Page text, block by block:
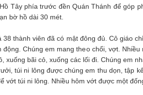
Tây phía trước đền Quán Thánh để góp
bờ hồ dài 30 mét.
38 thành viên đã có mật đông đủ. Cô giáo
động. Chúng em mang theo chổi, vợt.
xuống bãi cỏ, xuống các lối đi. Chúng em
túi ni lông được chúng em thu dọn, tập
vớt túi ni lông. Nhiều hôm vớt được một